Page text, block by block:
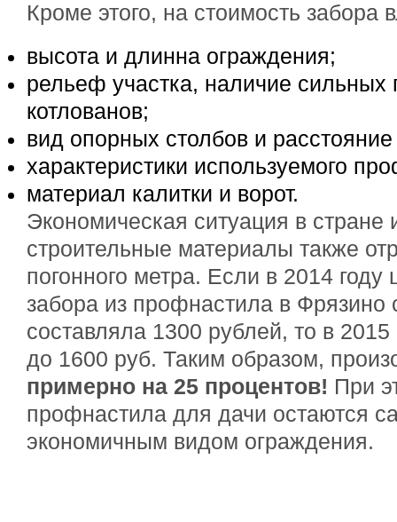
Кроме этого, на стоимость забора
высота и длинна ограждения;
рельеф участка, наличие сильных
котлованов;
вид опорных столбов и
характеристики используемого
материал калитки и ворот.
Экономическая ситуация в стране
строительные материалы также
погонного метра. Если в 2014 году
забора из профнастила в Фрязино
составляла 1300 рублей, то в
до 1600 руб. Таким образом,
примерно на 25 процентов! При
профнастила для дачи остаются
экономичным видом ограждения.